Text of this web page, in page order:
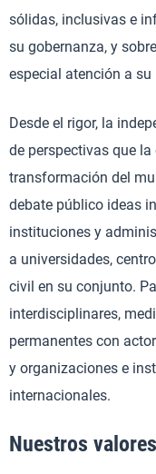
sólidas, inclusivas e
su gobernanza, y
especial atención a su
Desde el rigor, la
de perspectivas que
transformación del
debate público ideas
instituciones y
a universidades,
civil en su conjunto.
interdisciplinares,
permanentes con
y organizaciones e
internacionales.
Nuestros valores